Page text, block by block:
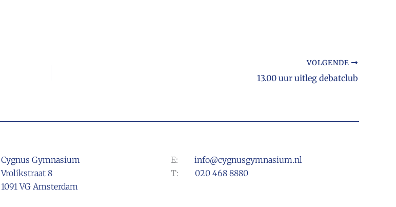
VOLGENDE
13.00 uur uitleg debatclub
Cygnus Gymnasium
Vrolikstraat 8
1091 VG Amsterdam
E:info@cygnusgymnasium.nl
T: 020 468 8880